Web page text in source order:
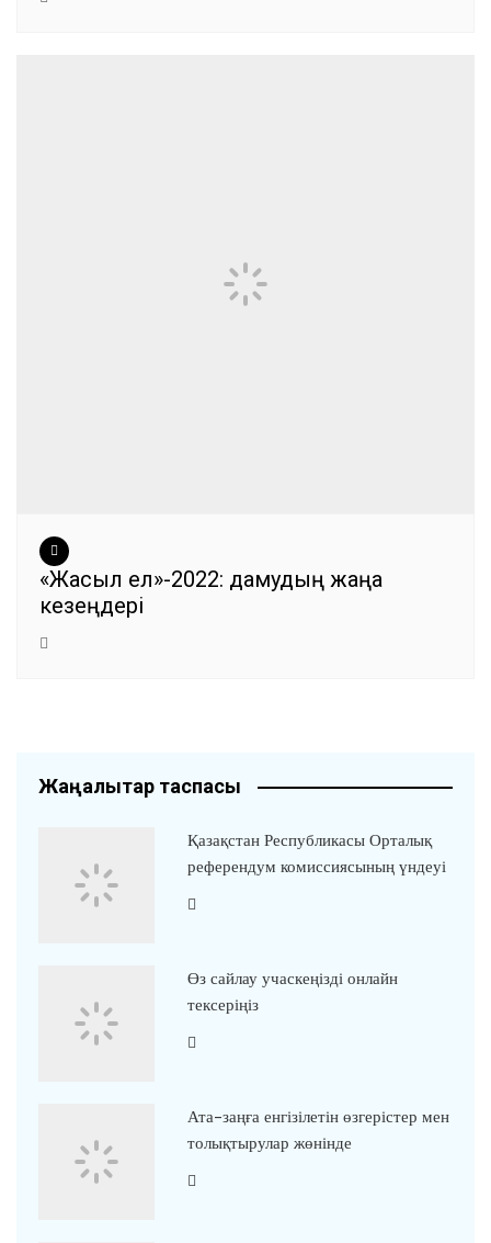
«Жасыл ел»-2022: дамудың жаңа
кезеңдері
Жаңалықтар таспасы
Қазақстан Республикасы Орталық
референдум комиссиясының үндеуі
Өз сайлау учаскеңізді онлайн
тексеріңіз
Ата-заңға енгізілетін өзгерістер мен
толықтырулар жөнінде